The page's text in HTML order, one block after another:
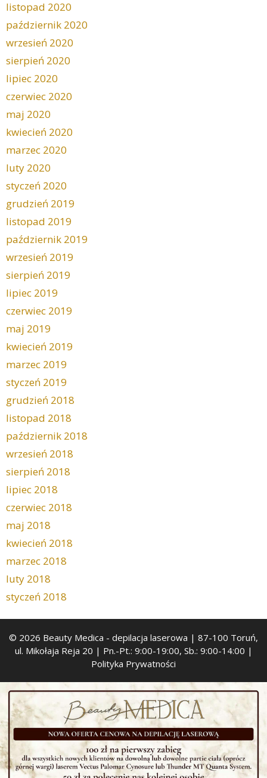
listopad 2020
październik 2020
wrzesień 2020
sierpień 2020
lipiec 2020
czerwiec 2020
maj 2020
kwiecień 2020
marzec 2020
luty 2020
styczeń 2020
grudzień 2019
listopad 2019
październik 2019
wrzesień 2019
sierpień 2019
lipiec 2019
czerwiec 2019
maj 2019
kwiecień 2019
marzec 2019
styczeń 2019
grudzień 2018
listopad 2018
październik 2018
wrzesień 2018
sierpień 2018
lipiec 2018
czerwiec 2018
maj 2018
kwiecień 2018
marzec 2018
luty 2018
styczeń 2018
© 2026 Beauty Medica - depilacja laserowa | 87-100 Toruń,
ul. Mikołaja Reja 20 | Pn.-Pt.: 9:00-19:00, Sb.: 9:00-14:00 |
Polityka Prywatności